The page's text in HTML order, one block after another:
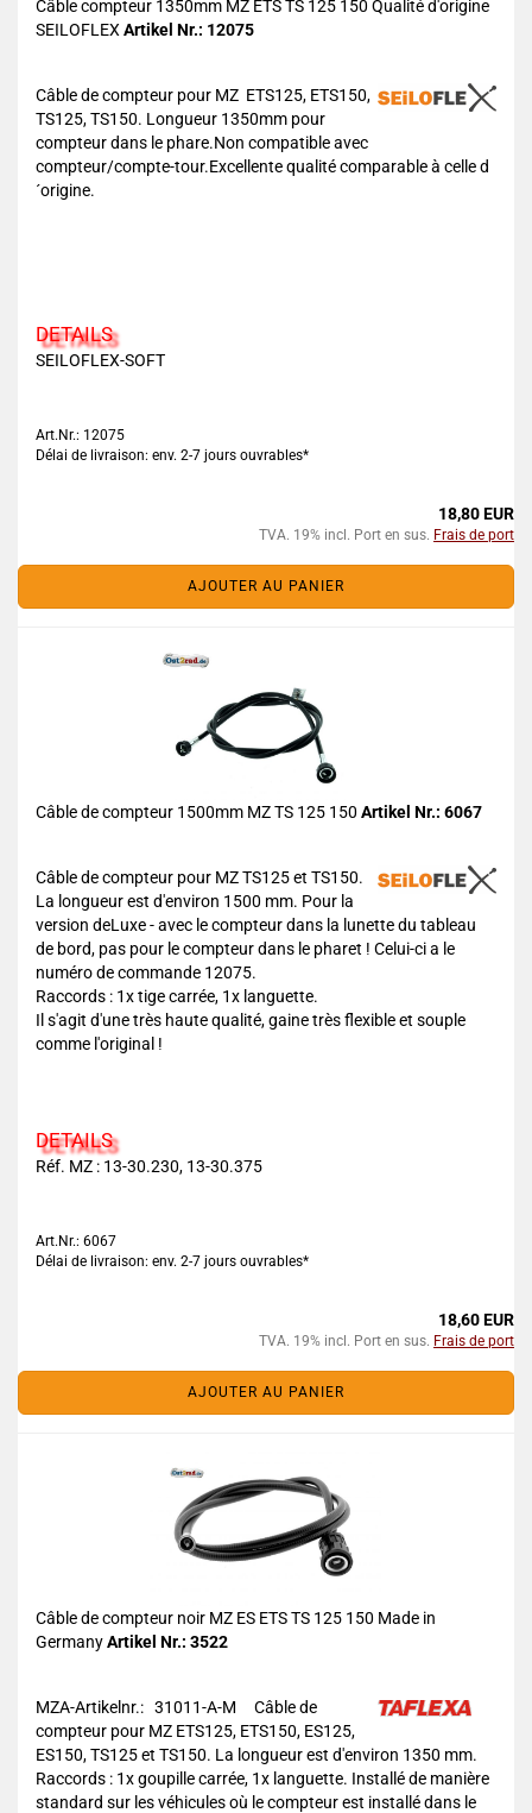
Câble compteur 1350mm MZ ETS TS 125 150 Qualité d'origine
SEILOFLEX Artikel Nr.: 12075
Câble de compteur pour MZ ETS125, ETS150,
TS125, TS150. Longueur 1350mm pour
compteur dans le phare.Non compatible avec
compteur/compte-tour.Excellente qualité comparable à celle d
´origine.
DETAILS
SEILOFLEX-SOFT
Art.Nr.: 12075
Délai de livraison: env. 2-7 jours ouvrables*
18,80 EUR
TVA. 19% incl. Port en sus. Frais de port
AJOUTER AU PANIER
Câble de compteur 1500mm MZ TS 125 150 Artikel Nr.: 6067
Câble de compteur pour MZ TS125 et TS150.
La longueur est d'environ 1500 mm. Pour la
version deLuxe - avec le compteur dans la lunette du tableau
de bord, pas pour le compteur dans le pharet ! Celui-ci a le
numéro de commande 12075.
Raccords : 1x tige carrée, 1x languette.
Il s'agit d'une très haute qualité, gaine très flexible et souple
comme l'original !
DETAILS
Réf. MZ : 13-30.230, 13-30.375
Art.Nr.: 6067
Délai de livraison: env. 2-7 jours ouvrables*
18,60 EUR
TVA. 19% incl. Port en sus. Frais de port
AJOUTER AU PANIER
Câble de compteur noir MZ ES ETS TS 125 150 Made in
GermanyArtikel Nr.: 3522
MZA-Artikelnr.: 31011-A-M
Câble de
compteur pour MZ ETS125, ETS150, ES125,
ES150, TS125 et TS150. La longueur est d'environ 1350 mm.
Raccords : 1x goupille carrée, 1x languette. Installé de manière
standard sur les véhicules où le compteur est installé dans le